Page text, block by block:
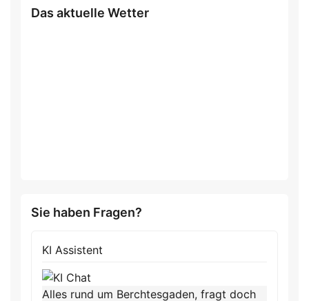
Das aktuelle Wetter
Sie haben Fragen?
KI Assistent
Alles rund um Berchtesgaden, fragt doch